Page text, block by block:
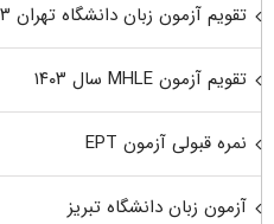
تقویم آزمون زبان دانشگاه تهران ۱۴۰۳
تقویم آزمون MHLE سال ۱۴۰۳
نمره قبولی آزمون EPT
آزمون زبان دانشگاه تبریز